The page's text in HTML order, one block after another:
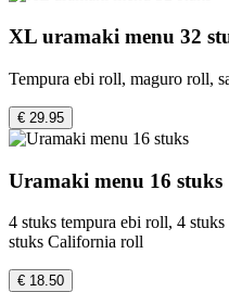
XL uramaki menu 32
Tempura ebi roll, maguro roll,
€ 29.95
Uramaki menu 16 stuks
4 stuks tempura ebi roll, 4
stuks California roll
€ 18.50